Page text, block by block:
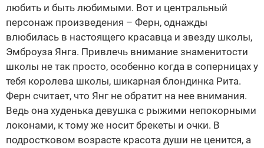
любить и быть любимыми. Вот и центральный
персонаж произведения – Ферн, однажды
влюбилась в настоящего красавца и звезду школы,
Эмброуза Янга. Привлечь внимание знаменитости
школы не так просто, особенно когда в соперницах у
тебя королева школы, шикарная блондинка Рита.
Ферн считает, что Янг не обратит на нее внимания.
Ведь она худенька девушка с рыжими непокорными
локонами, к тому же носит брекеты и очки. В
подростковом возрасте красота души не ценится, а